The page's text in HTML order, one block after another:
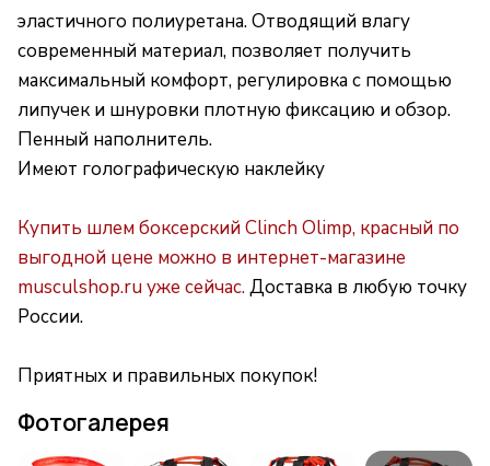
эластичного полиуретана. Отводящий влагу
современный материал, позволяет получить
максимальный комфорт, регулировка с помощью
липучек и шнуровки плотную фиксацию и обзор.
Пенный наполнитель.
Имеют голографическую наклейку
Купить шлем боксерский Clinch Olimp, красный по
выгодной цене можно в интернет-магазине
musculshop.ru уже сейчас.Доставка в любую точку
России.
Приятных и правильных покупок!
Фотогалерея